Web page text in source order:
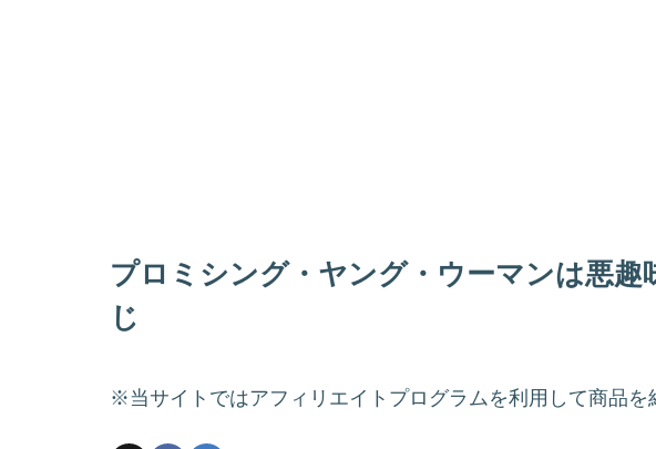
プロミシング・ヤング・ウーマンは悪
じ
※当サイトではアフィリエイトプログラムを利用して商品を